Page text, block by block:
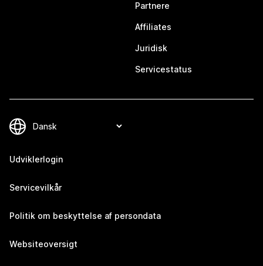
Partnere
Affiliates
Juridisk
Servicestatus
Udviklerlogin
Servicevilkår
Politik om beskyttelse af persondata
Websiteoversigt